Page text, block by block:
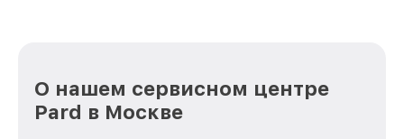
О нашем сервисном центре
Pard в Москве